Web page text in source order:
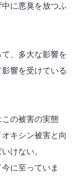
に悪臭を放つふ
、多大な影響を
響を受けている
の被害の実態
キシン被害と向
けない。
に至っていま